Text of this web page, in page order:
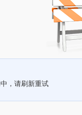
，请刷新重试